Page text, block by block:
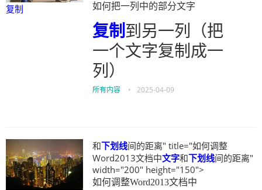
复制 如何把一列中的部分文字
复制到另一列（把
一个文字复制成一
列）
所有内容 • 2025-04-09
和下划线间的距离" title="如何调整
Word2013文档中文字和下划线间的距离"
width="200" height="150">
如何调整Word2013文档中